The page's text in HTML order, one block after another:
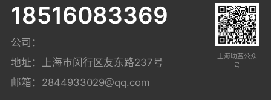
18516083369
公司：
地址：上海市闵行区友东路237号
邮箱： 2844933029@qq.com
上海助蓝公众
号